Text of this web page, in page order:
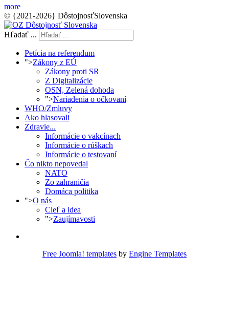
more
© {2021-2026} DôstojnosťSlovenska
Hľadať ...
Petícia na referendum
">Zákony z EÚ
Zákony proti SR
Z Digitalizácie
OSN, Zelená dohoda
">Nariadenia o očkovaní
WHO/Zmluvy
Ako hlasovali
Zdravie...
Informácie o vakcínach
Informácie o rúškach
Informácie o testovaní
Čo nikto nepovedal
NATO
Zo zahraničia
Domáca politika
">O nás
Cieľ a idea
">Zaujímavosti
Free Joomla! templates by Engine Templates